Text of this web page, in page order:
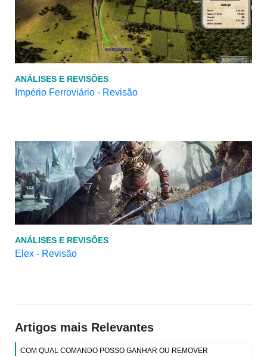
ANÁLISES E REVISÕES
Império Ferroviário - Revisão
ANÁLISES E REVISÕES
Elex - Revisão
Artigos mais Relevantes
COM QUAL COMANDO POSSO GANHAR OU REMOVER